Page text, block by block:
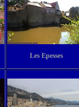
Les Epesses